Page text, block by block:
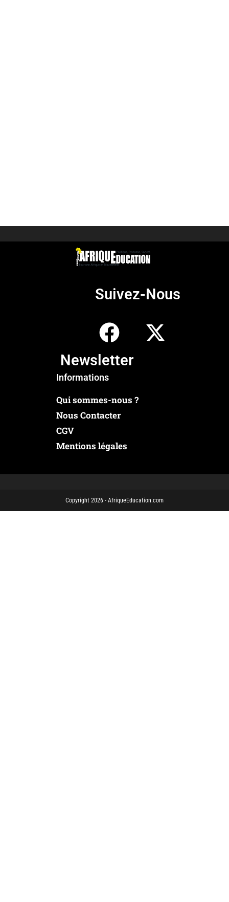
Suivez-Nous
Newsletter
Informations
Qui sommes-nous ?
Nous Contacter
CGV
Mentions légales
Copyright 2026 - AfriqueEducation.com